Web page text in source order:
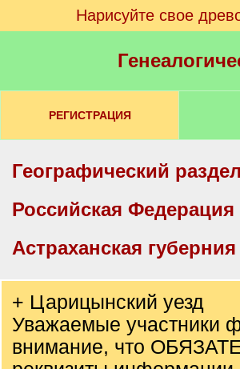
Нарисуйте свое
РЕГИСТРАЦИЯ
Географический раздел
Российская Федерация
Астраханская губерния
+ Царицынский уезд
Уважаемые участники
внимание, что